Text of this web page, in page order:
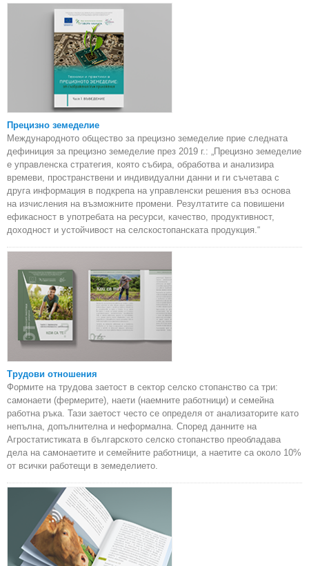
Прецизно земеделие
Международното общество за прецизно земеделие прие следната
дефиниция за прецизно земеделие през 2019 г.: „Прецизно земеделие
е управленска стратегия, която събира, обработва и анализира
времеви, пространствени и индивидуални данни и ги съчетава с
друга информация в подкрепа на управленски решения въз основа
на изчисления на възможните промени. Резултатите са повишени
ефикасност в употребата на ресурси, качество, продуктивност,
доходност и устойчивост на селскостопанската продукция.“
Трудови отношения
Формите на трудова заетост в сектор селско стопанство са три:
самонаети (фермерите), наети (наемните работници) и семейна
работна ръка. Тази заетост често се определя от анализаторите като
непълна, допълнителна и неформална. Според данните на
Агростатистиката в българското селско стопанство преобладава
дела на самонаетите и семейните работници, а наетите са около 10%
от всички работещи в земеделието.